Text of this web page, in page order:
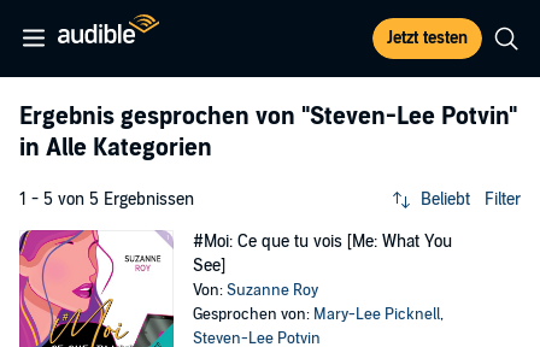
Jetzt testen
Ergebnis gesprochen von "Steven-Lee Potvin"
in Alle Kategorien
1 - 5 von 5 Ergebnissen Beliebt Filter
#Moi: Ce que tu vois [Me: What You
See]
Von:Suzanne Roy
Gesprochen von: Mary-Lee Picknell,
Steven-Lee Potvin